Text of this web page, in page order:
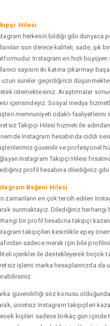
Hilesi
herkesin bildiği gibi dünyaca
son derece kaliteli, sade, şık
Instagram en hızlı
sayısını iki katına çıkarmayı
uzun süreler geçirdiğinizi
istemektesiniz. Araştırmalar
içerisindeyiz. Sosyal medya
memnuniyeti odaklı faaliyetlerini
Takipçi Hilesi hizmeti ile
Instagram hesabında ciddi
güvenilir ve profesyonel
Instagram Takipçi Hilesi
profil hesabına dilediğiniz
Beğeni Hilesi
zamanların en çok tercih edilen
sunmaktayız. Dilediğiniz
bir profil hesabına takipçi
takipçileri kesinlikle epey
sadece merak için bile
içerikler ile destekleyerek birçok
işlemi marka hesaplarınızda da
güvenilirliği söz konusu
ücretsiz Instagram takipçileri
kişileri sadece birkaç gün içinde